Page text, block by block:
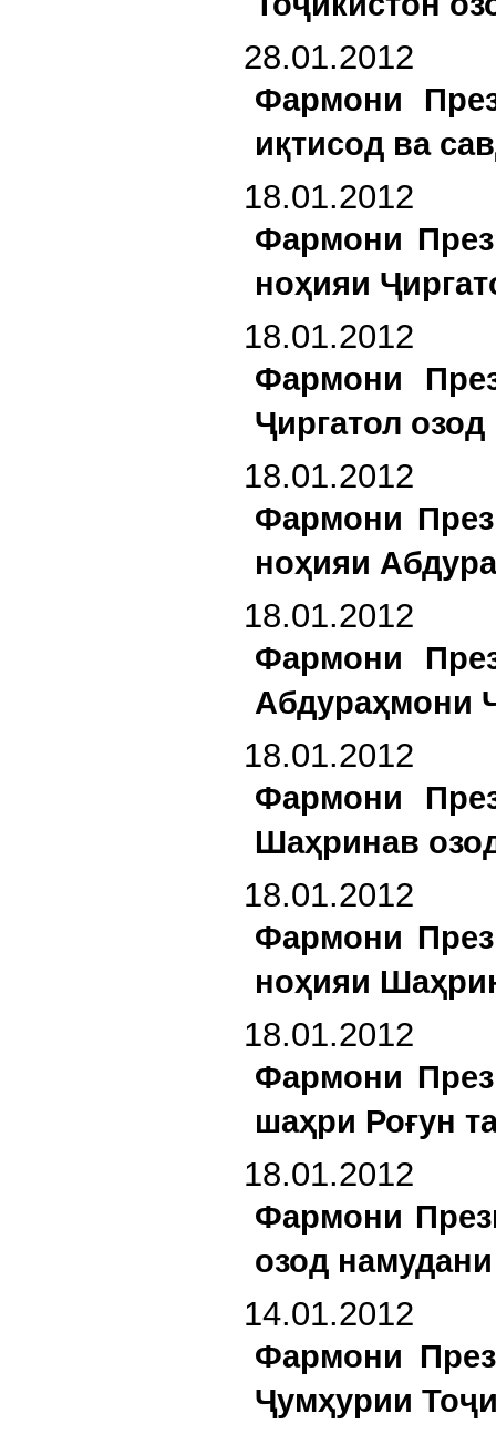
28.01.2012
Фармони
иқтисод ва
18.01.2012
Фармони
ноҳияи
18.01.2012
Фармони
Ҷиргатол
18.01.2012
Фармони
ноҳияи
18.01.2012
Фармони
Абдураҳмони
18.01.2012
Фармони
Шаҳринав
18.01.2012
Фармони
ноҳияи
18.01.2012
Фармони
шаҳри Роғун
18.01.2012
Фармони
озод
14.01.2012
Фармони
Ҷумҳурии